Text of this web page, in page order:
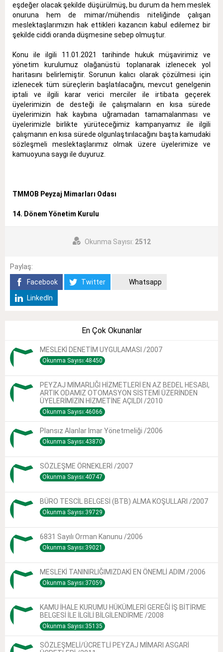
eşdeğer olacak şekilde düşürülmüş, bu durum da hem meslek
onuruna hem de mimar/mühendis niteliğinde çalışan
meslektaşlarımızın hak ettikleri kazancın kabul edilemez bir
şekilde ciddi oranda düşmesine sebep olmuştur.
Konu ile ilgili 11.01.2021 tarihinde hukuk müşavirimiz ve
yönetim kurulumuz olağanüstü toplanarak izlenecek yol
haritasını belirlemiştir. Sorunun kalıcı olarak çözülmesi için
izlenecek tüm süreçlerin başlatılacağını, mevcut genelgenin
iptali ve ilgili karar verici merciler ile irtibata geçerek
üyelerimizin de desteği ile çalışmaların en kısa sürede
üyelerimizin hak kaybına uğramadan tamamalanması ve
üyelerimizle birlikte yürüteceğimiz kampanyamız ile ilgili
çalışmanın en kısa sürede olgunlaştırılacağını başta kamudaki
sözleşmeli meslektaşlarımız olmak üzere üyelerimize ve
kamuoyuna saygı ile duyuruz.
TMMOB Peyzaj Mimarları Odası
14. Dönem Yönetim Kurulu
Okunma Sayısı: 2512
Paylaş:
Facebook
Twitter
Whatsapp
LinkedIn
En Çok Okunanlar
MESLEKİ DENETİM UYGULAMASI /2007
Okunma Sayısı:48450
PEYZAJ MİMARLIĞI HİZMETLERİ EN AZ BEDEL HESABI,
ARTIK ODAMIZ OTOMASYON SİSTEMİ ÜZERİNDEN
ÜYELERİMİZİN HİZMETİNE AÇILDI /2010
Okunma Sayısı:46066
Plansız Alanlar Imar Yönetmeliği /2006
Okunma Sayısı:43870
SÖZLEŞME ÖRNEKLERİ /2007
Okunma Sayısı:40747
BÜRO TESCİL BELGESİ (BTB) ALMA KOŞULLARI /2007
Okunma Sayısı:39729
6831 Sayılı Orman Kanunu /2006
Okunma Sayısı:39021
MESLEKİ TANINIRLIĞIMIZDAKİ EN ÖNEMLİ ADIM /2006
Okunma Sayısı:37059
KAMU İHALE KURUMU HÜKÜMLERİ GEREĞİ İŞ BİTİRME
BELGESİ İLE İLGİLİ BİLGİLENDİRME /2008
Okunma Sayısı:35135
SÖZLEŞMELİ/ÜCRETLİ PEYZAJ MİMARI ASGARİ